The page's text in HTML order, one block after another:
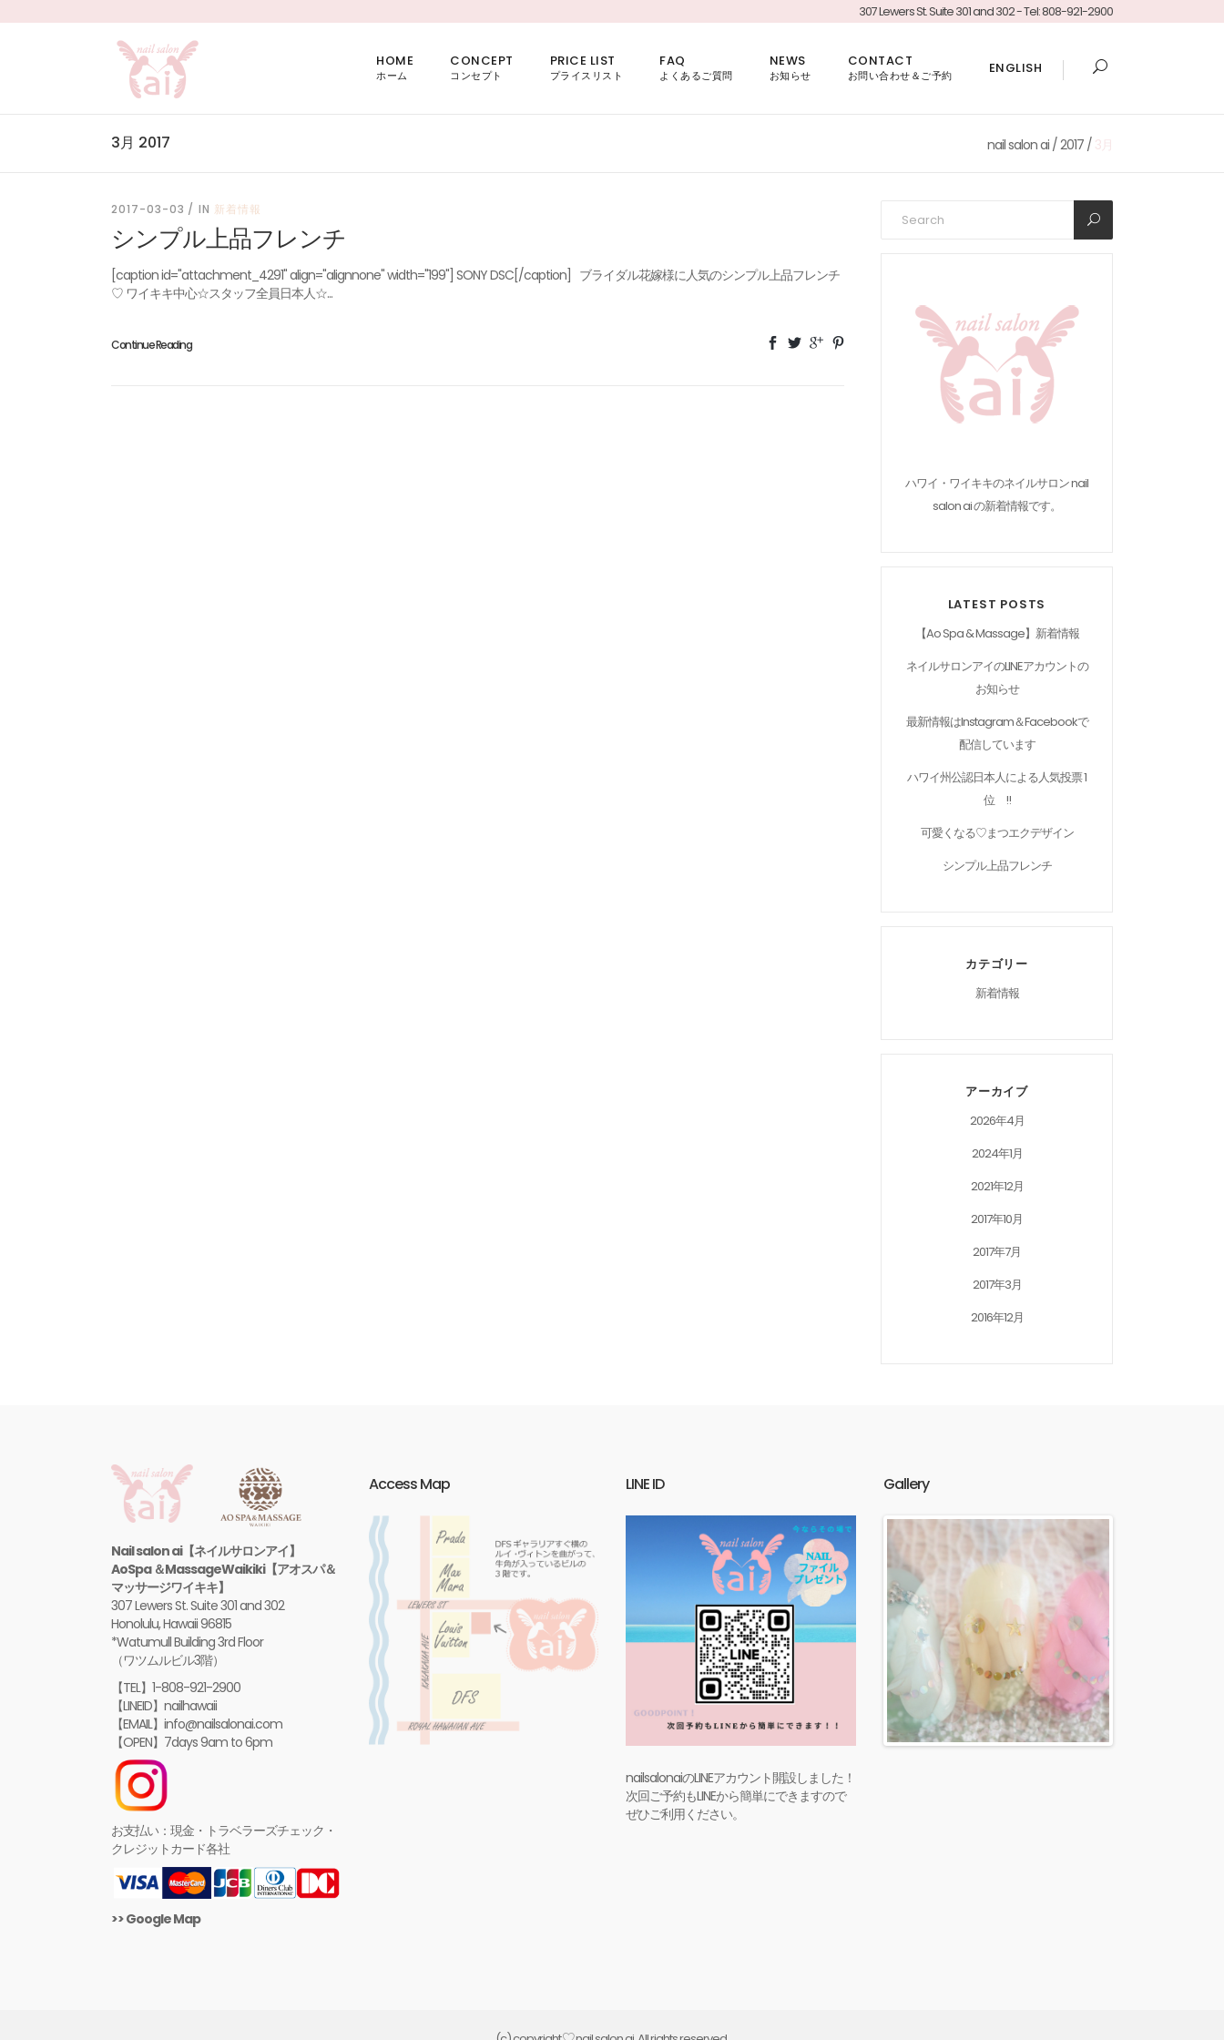
307 Lewers St. Suite 301 and 302 - Tel: 808-921-2900
HOME
ホーム
CONCEPT
コンセプト
PRICE LIST
プライスリスト
FAQ
よくあるご質問
NEWS
お知らせ
CONTACT
お問い合わせ＆ご予約 ENGLISH
3月 2017 nail salon ai /2017 / 3月
2017-03-03 IN 新着情報
シンプル上品フレンチ
[caption id="attachment_4291" align="alignnone" width="199"] SONY DSC[/caption] ブライダル花嫁様に人気のシンプル上品フレンチ
♡ ワイキキ中心☆スタッフ全員日本人☆...
Continue Reading
ハワイ・ワイキキのネイルサロン nail
salon ai の新着情報です。
LATEST POSTS
【Ao Spa & Massage】新着情報
ネイルサロンアイのLINEアカウントの
お知らせ
最新情報はInstagram＆Facebookで
配信しています
ハワイ州公認日本人による人気投票 1
位 !!
可愛くなる♡まつエクデザイン
シンプル上品フレンチ
カテゴリー
新着情報
アーカイブ
2026年4月
2024年1月
2021年12月
2017年10月
2017年7月
2017年3月
2016年12月
Nail salon ai【ネイルサロンアイ】
AoSpa ＆MassageWaikiki【アオスパ＆
マッサージワイキキ】
307 Lewers St. Suite 301 and 302
Honolulu, Hawaii 96815
*Watumull Building 3rd Floor
（ワツムルビル3階）
【TEL】1-808-921-2900
【LINEID】nailhawaii
【EMAIL】info@nailsalonai.com
【OPEN】7days 9am to 6pm
お支払い：現金・トラベラーズチェック・
クレジットカード各社
>> Google Map
Access Map LINE ID
nailsalonaiのLINEアカウント開設しました！
次回ご予約もLINEから簡単にできますので
ぜひご利用ください。
Gallery